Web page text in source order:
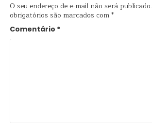
O seu endereço de e-mail não será publicado.
obrigatórios são marcados com*
Comentário *